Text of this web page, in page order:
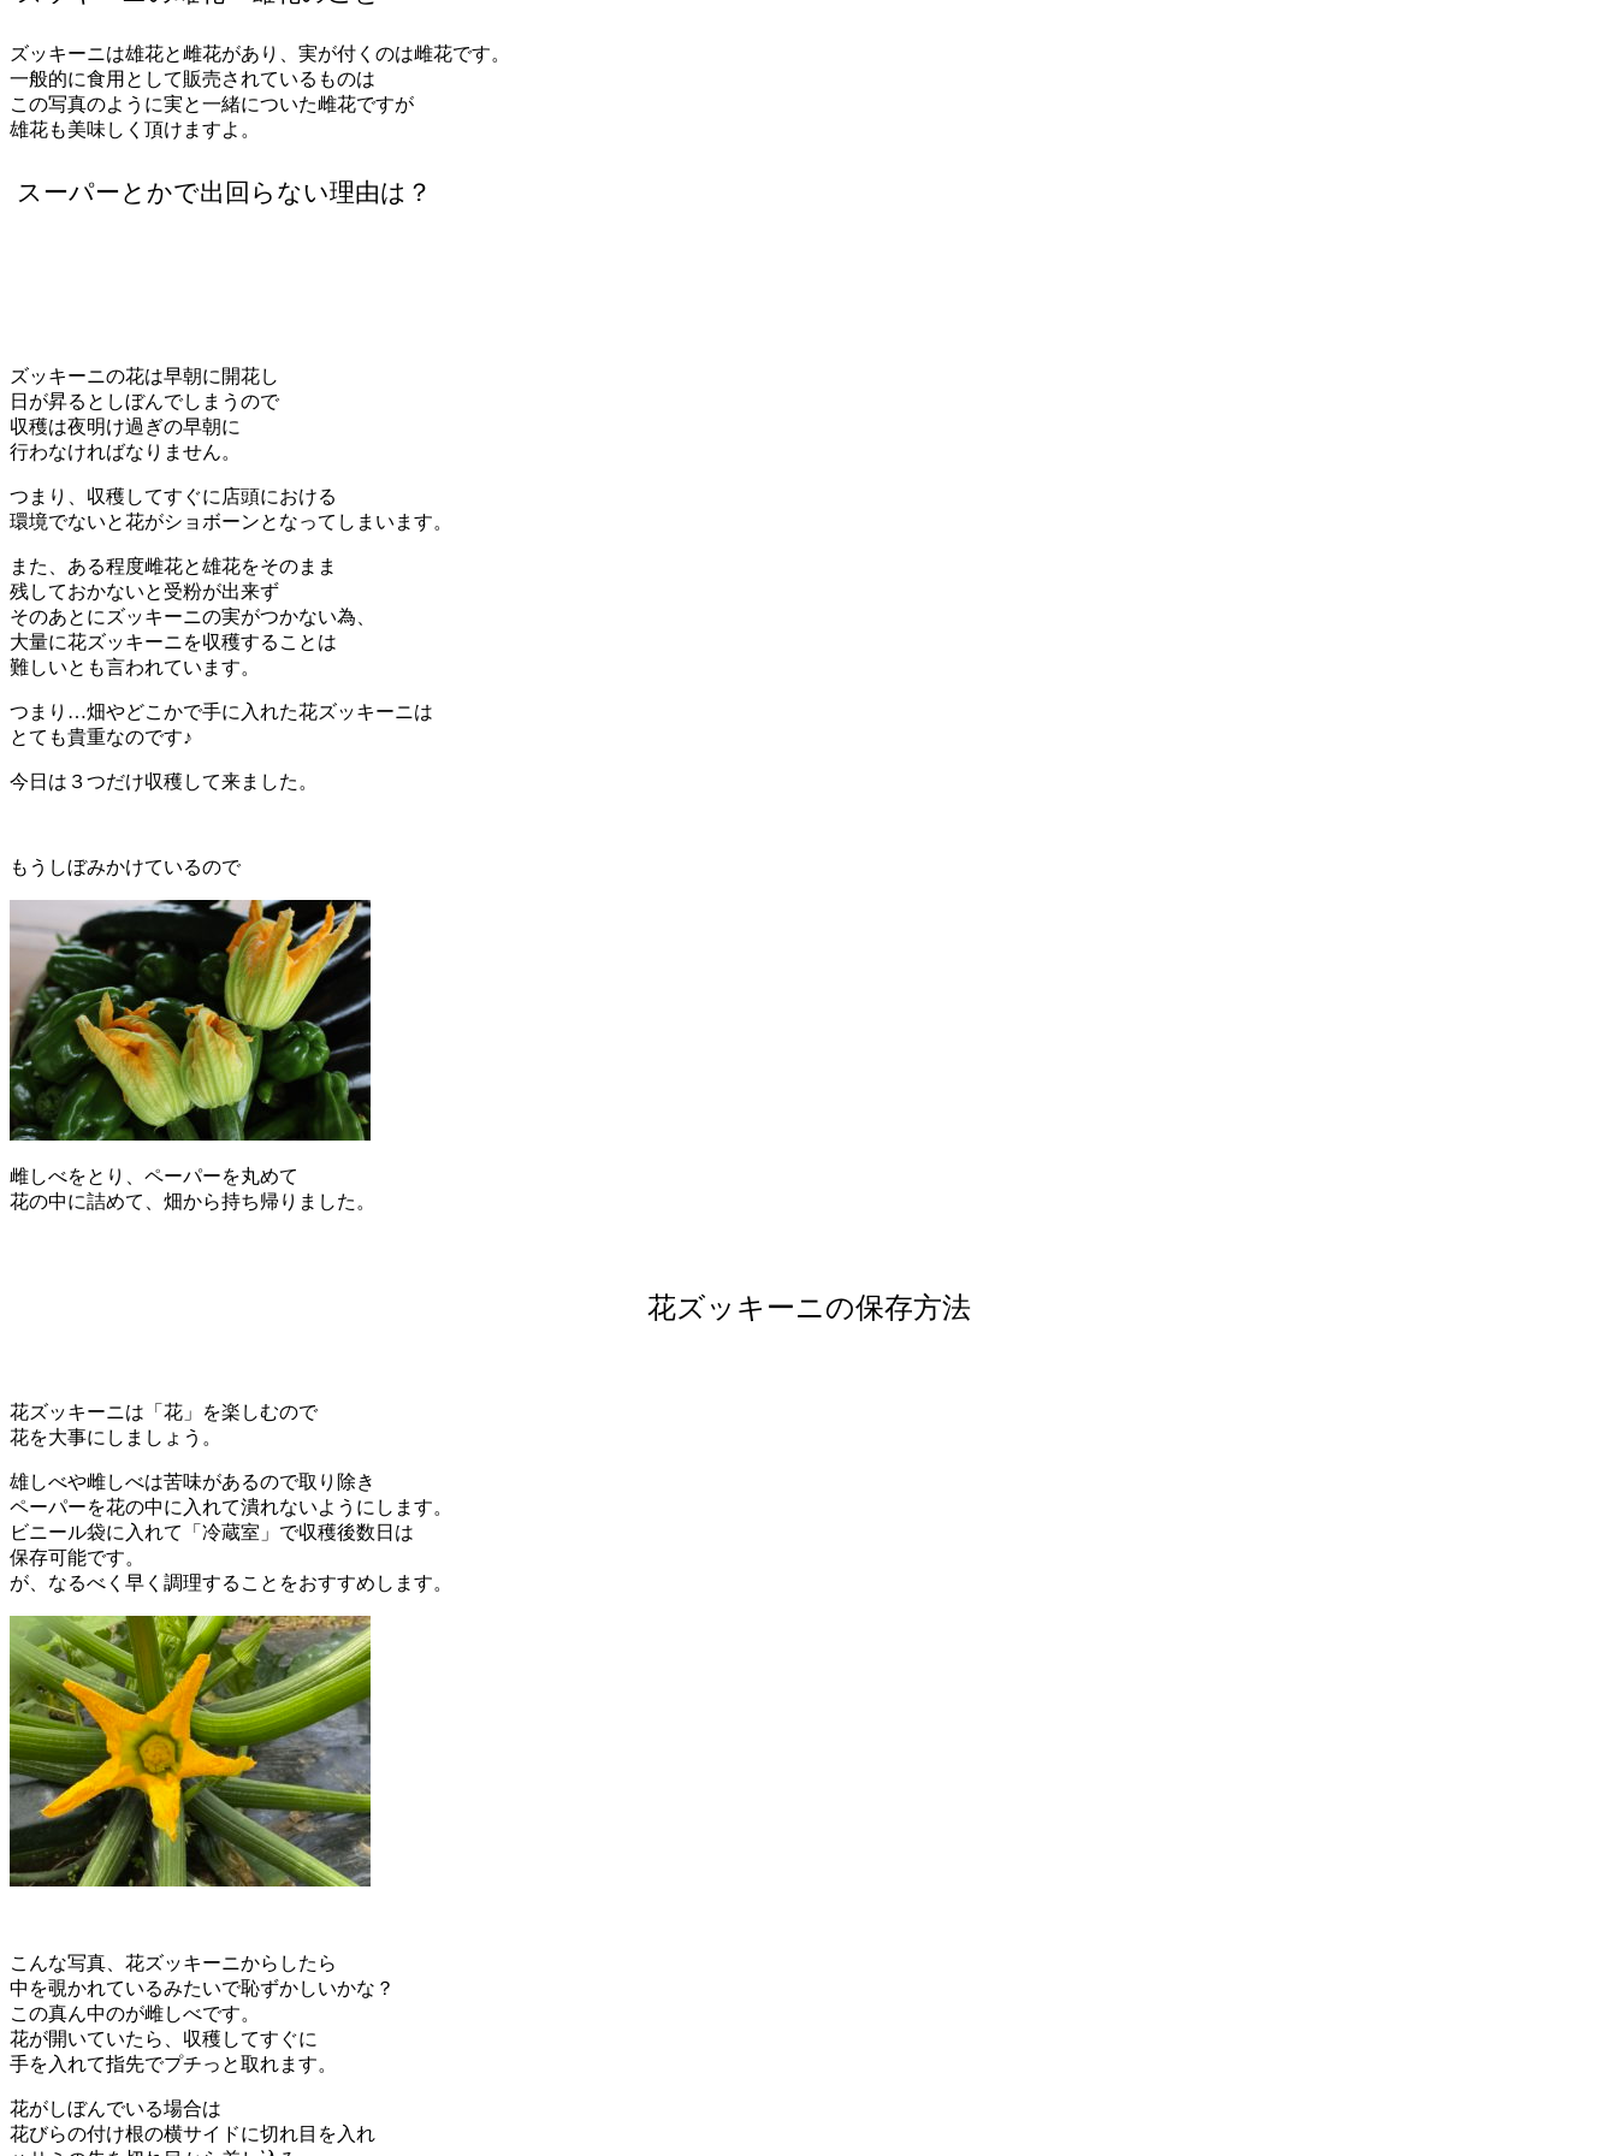
ズッキーニは雄花と雌花があり、実が付くのは雌花です。
一般的に食用として販売されているものは
この写真のように実と一緒についた雌花ですが
雄花も美味しく頂けますよ。
スーパーとかで出回らない理由は？
ズッキーニの花は早朝に開花し
日が昇るとしぼんでしまうので
収穫は夜明け過ぎの早朝に
行わなければなりません。
つまり、収穫してすぐに店頭における
環境でないと花がショボーンとなってしまいます。
また、ある程度雌花と雄花をそのまま
残しておかないと受粉が出来ず
そのあとにズッキーニの実がつかない為、
大量に花ズッキーニを収穫することは
難しいとも言われています。
つまり…畑やどこかで手に入れた花ズッキーニは
とても貴重なのです♪
今日は３つだけ収穫して来ました。
もうしぼみかけているので
雌しべをとり、ペーパーを丸めて
花の中に詰めて、畑から持ち帰りました。
花ズッキーニの保存方法
花ズッキーニは「花」を楽しむので
花を大事にしましょう。
雄しべや雌しべは苦味があるので取り除き
ペーパーを花の中に入れて潰れないようにします。
ビニール袋に入れて「冷蔵室」で収穫後数日は
保存可能です。
が、なるべく早く調理することをおすすめします。
こんな写真、花ズッキーニからしたら
中を覗かれているみたいで恥ずかしいかな？
この真ん中のが雌しべです。
花が開いていたら、収穫してすぐに
手を入れて指先でプチっと取れます。
花がしぼんでいる場合は
花びらの付け根の横サイドに切れ目を入れ